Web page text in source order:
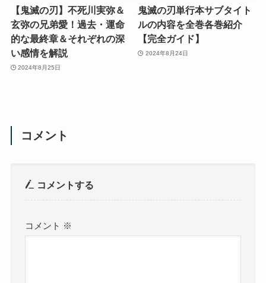
【鬼滅の刃】不死川実弥＆
玄弥の兄弟愛！過去・運命
的な最終章＆それぞれの深
い感情を解説
2024年8月25日
鬼滅の刃単行本サブタイト
ルの内容を全巻各巻紹介
【完全ガイド】
2024年8月24日
コメント
コメントする
コメント ※